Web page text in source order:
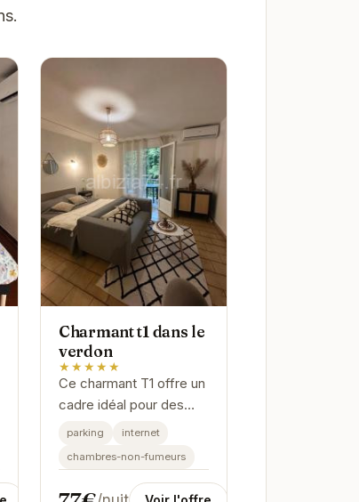
Charmant t1 dans le
verdon
★★★★★
Ce charmant T1 offre un
cadre idéal pour des
vacances reposantes.
Bains, il est parfait pour
les couples et les
parking
internet
chambres-non-fumeurs